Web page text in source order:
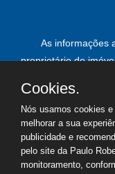
As informações
proprietário do
©2026Copyright -
Cookies.
Nós usamos cookies
melhorar a sua
publicidade e
pelo site da Paulo
monitoramento,